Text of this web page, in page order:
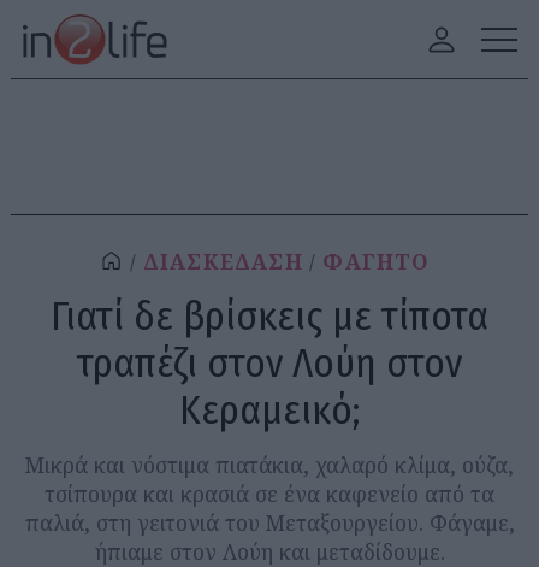
ΔΙΑΣΚΕΔΑΣΗ ΦΑΓΗΤΟ
Γιατί δε βρίσκεις με τίποτα
τραπέζι στον Λούη στον
Κεραμεικό;
Μικρά και νόστιμα πιατάκια, χαλαρό κλίμα, ούζα,
τσίπουρα και κρασιά σε ένα καφενείο από τα
παλιά, στη γειτονιά του Μεταξουργείου. Φάγαμε,
ήπιαμε στον Λούη και μεταδίδουμε.